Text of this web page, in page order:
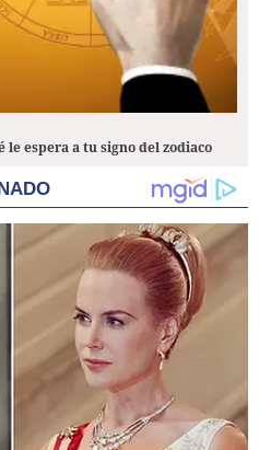
le espera a tu signo del zodiaco